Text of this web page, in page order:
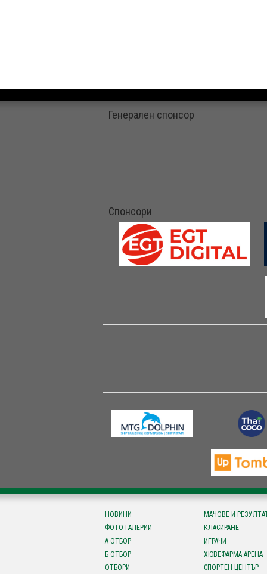
Генерален спонсор
Спонсори
НОВИНИ
ФОТО ГАЛЕРИИ
А ОТБОР
Б ОТБОР
ОТБОРИ
МАЧОВЕ И
КЛАСИРАНЕ
ИГРАЧИ
ХЮВЕФАРМА АРЕНА
СПОРТЕН ЦЕНТЪР